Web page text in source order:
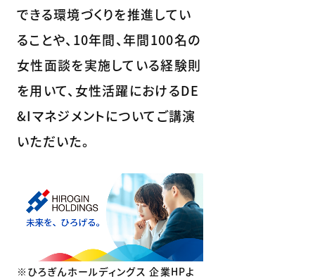
できる環境づくりを推進してい
ることや、10年間、年間100名の
女性面談を実施している経験則
を用いて、女性活躍におけるDE
&Iマネジメントについてご講演
いただいた。
※ひろぎんホールディングス 企業HPよ